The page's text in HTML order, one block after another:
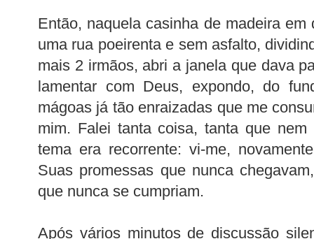
Então, naquela casinha de madeira em
uma rua poeirenta e sem asfalto,
mais 2 irmãos, abri a janela que dava
lamentar com Deus, expondo, do
mágoas já tão enraizadas que me
mim. Falei tanta coisa, tanta que
tema era recorrente: vi-me,
Suas promessas que nunca
que nunca se cumpriam.
Após vários minutos de discussão